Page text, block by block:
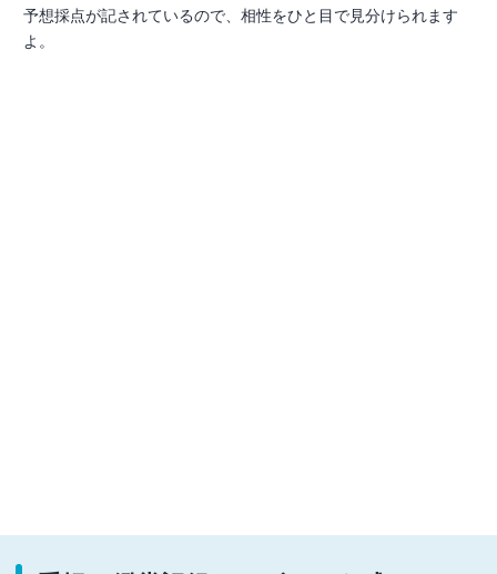
予想採点が記されているので、相性をひと目で見分けられます
よ。